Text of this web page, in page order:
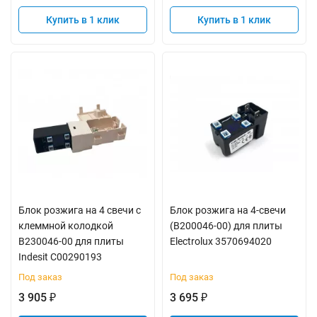
Купить в 1 клик Купить в 1 клик
Блок розжига на 4 свечи с
клеммной колодкой
B230046-00 для плиты
Indesit C00290193
Под заказ
3 905 ₽
Блок розжига на 4-свечи
(В200046-00) для плиты
Electrolux 3570694020
Под заказ
3 695 ₽